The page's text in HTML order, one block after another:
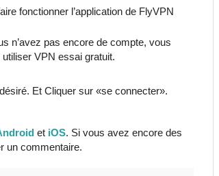
fonctionner l’application de FlyVPN
n’avez pas encore de compte, vous
VPN essai gratuit.
Et Cliquer sur «se connecter».
et iOS. Si vous avez encore des
un commentaire.